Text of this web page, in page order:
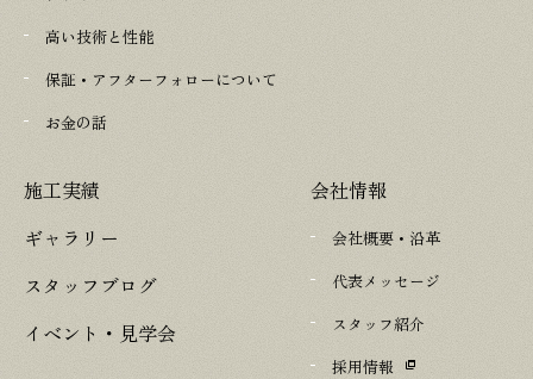
高い技術と性能
保証・アフターフォローについて
お金の話
施工実績
ギャラリー
スタッフブログ
イベント・見学会
会社情報
会社概要・沿革
代表メッセージ
スタッフ紹介
採用情報